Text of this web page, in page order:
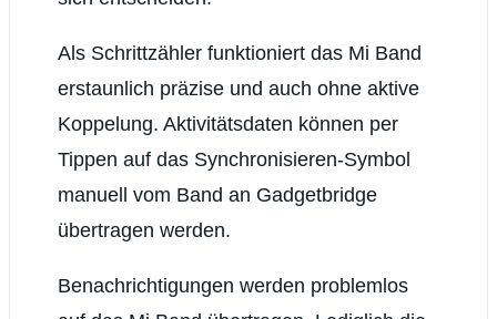
Als Schrittzähler funktioniert das Mi Band
erstaunlich präzise und auch ohne aktive
Koppelung. Aktivitätsdaten können per
Tippen auf das Synchronisieren-Symbol
manuell vom Band an Gadgetbridge
übertragen werden.
Benachrichtigungen werden problemlos